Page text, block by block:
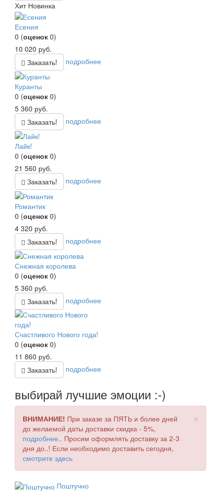
Хит Новинка
Есения
0 (оценок 0)
10 020 руб.
Заказать!
подробнее
Куранты
0 (оценок 0)
5 360 руб.
Заказать!
подробнее
Лайк!
0 (оценок 0)
21 560 руб.
Заказать!
подробнее
Романтик
0 (оценок 0)
4 320 руб.
Заказать!
подробнее
Снежная королева
0 (оценок 0)
5 360 руб.
Заказать!
подробнее
Счастливого Нового года!
0 (оценок 0)
11 860 руб.
Заказать!
подробнее
выбирай лучшие эмоции :-)
×
ВНИМАНИЕ! При заказе за ПЯТЬ и более дней
до желаемой даты доставки скидка - 5%,
подробнее.. Просим оформлять доставку за 2-3
дня до..! Если необходимо доставить сегодня,
смотрите здесь
Поштучно